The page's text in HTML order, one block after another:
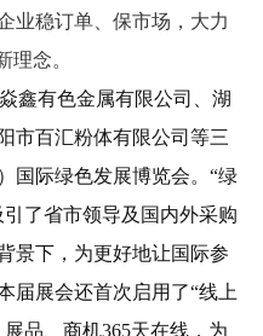
业稳订单、保市场，大力
理念。
鑫有色金属有限公司、湖
市百汇粉体有限公司等三
国际绿色发展博览会。 “绿
了省市领导及国内外采购
景下，为更好地让国际参
届展会还首次启用了“线上
品、商机365天在线，为